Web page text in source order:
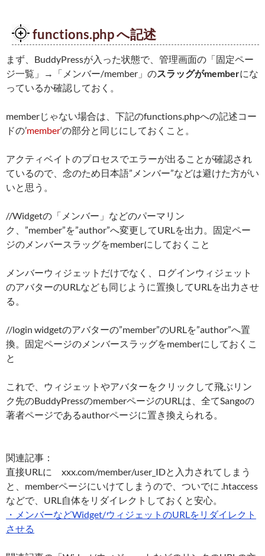
functions.php へ記述
まず、BuddyPressが入った状態で、管理画面の「固定ペー
ジ一覧」→「メンバー/member」のスラッグがmemberにな
っているか確認しておく。
memberじゃない場合は、下記のfunctions.phpへの記述コー
ドの’member‘の部分と同じにしておくこと。
アクティベイトのプロセスでエラーが出ることが確認され
ているので、念のため日本語”メンバー”などは避けた方がい
いと思う。
//Widgetの「メンバー」などのパーマリン
ク、”member”を”author”へ変更してURLを出力。固定ペー
ジのメンバースラッグをmemberにしておくこと
メンバーウィジェットだけでなく、ログインウィジェット
のアバターのURLなども同じように置換してURLを出力させ
る。
//login widgetのアバターの”member”のURLを”author”へ置
換。固定ページのメンバースラッグをmemberにしておくこ
と
これで、ウィジェットやアバターをクリックして飛ぶリン
ク先のBuddyPressのmemberページのURLは、全てSangoの
著者ページであるauthorページに置き換えられる。
関連記事：
直接URLに xxx.com/member/user_IDと入力されてしまう
と、memberページにいけてしまうので、ついでに .htaccess
などで、URL自体をリダイレクトしておくと安心。
・メンバーなどWidget/ウィジェットのURLをリダイレクト
させる